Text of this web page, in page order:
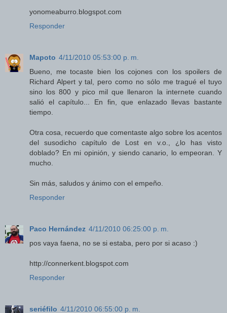
yonomeaburro.blogspot.com
Responder
Mapoto 4/11/2010 05:53:00 p. m.
Bueno, me tocaste bien los cojones con los spoilers de
Richard Alpert y tal, pero como no sólo me tragué el tuyo
sino los 800 y pico mil que llenaron la internete cuando
salió el capítulo... En fin, que enlazado llevas bastante
tiempo.
Otra cosa, recuerdo que comentaste algo sobre los acentos
del susodicho capítulo de Lost en v.o., ¿lo has visto
doblado? En mi opinión, y siendo canario, lo empeoran. Y
mucho.
Sin más, saludos y ánimo con el empeño.
Responder
Paco Hernández 4/11/2010 06:25:00 p. m.
pos vaya faena, no se si estaba, pero por si acaso :)
http://connerkent.blogspot.com
Responder
seriéfilo 4/11/2010 06:55:00 p. m.